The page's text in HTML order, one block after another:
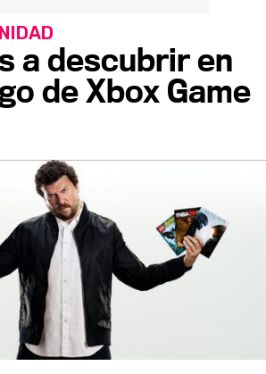
a descubrir en
de Xbox Game